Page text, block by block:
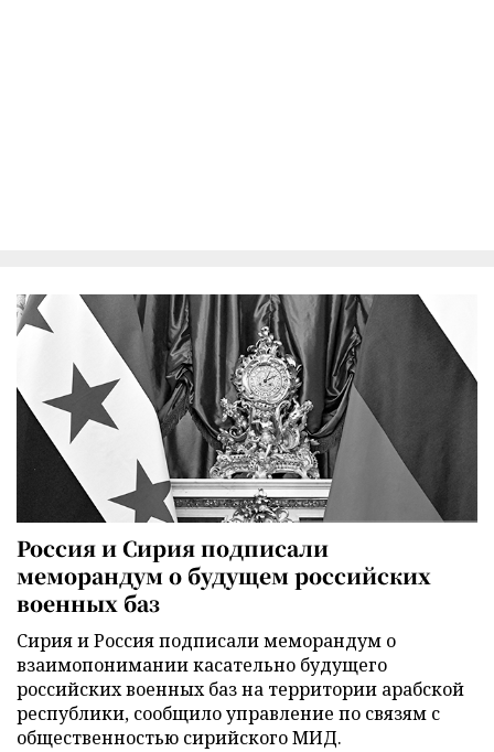
Россия и Сирия подписали
меморандум о будущем российских
военных баз
Сирия и Россия подписали меморандум о
взаимопонимании касательно будущего
российских военных баз на территории арабской
республики, сообщило управление по связям с
общественностью сирийского МИД.